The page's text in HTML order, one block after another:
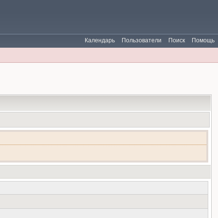
Помощь
Поиск
Пользователи
Календарь